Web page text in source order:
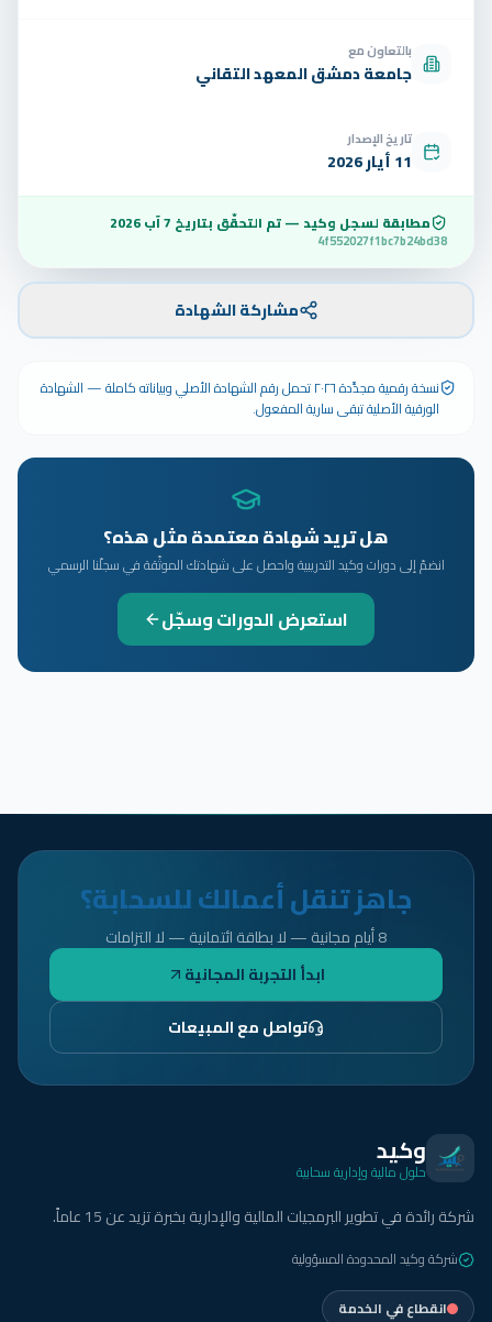
بالتعاون مع
جامعة دمشق المعهد التقاني
تاريخ الإصدار
11 أيار 2026
مطابقة لسجل وكيد — تم التحقّق بتاريخ 7 آب 2026
4f552027f1bc7b24bd38
مشاركة الشهادة
نسخة رقمية مجدَّدة ٢٠٢٦ تحمل رقم الشهادة الأصلي وبياناته كاملة — الشهادة
الورقية الأصلية تبقى سارية المفعول.
هل تريد شهادة معتمدة مثل هذه؟
انضمّ إلى دورات وكيد التدريبية واحصل على شهادتك الموثّقة في سجلّنا الرسمي
استعرض الدورات وسجّل
جاهز تنقل أعمالك للسحابة؟
8 أيام مجانية — لا بطاقة ائتمانية — لا التزامات
ابدأ التجربة المجانية
تواصل مع المبيعات
وكيد
حلول مالية وإدارية سحابية
شركة رائدة في تطوير البرمجيات المالية والإدارية بخبرة تزيد عن 15 عاماً.
شركة وكيد المحدودة المسؤولية
انقطاع في الخدمة